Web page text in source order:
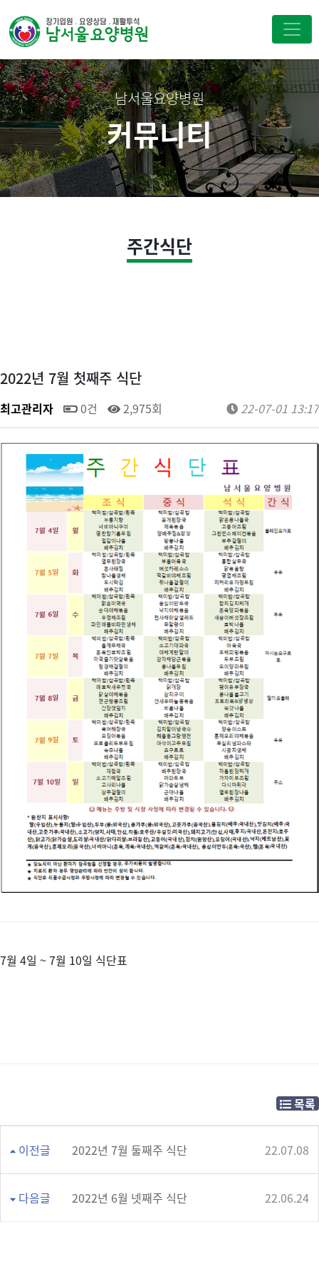
남서울요양병원
커뮤니티
주간식단
2022년 7월 첫째주 식단
최고관리자 0건 2,975회 22-07-01 13:17
7월 4일 ~ 7월 10일 식단표
목록
이전글 2022년 7월 둘째주 식단 22.07.08
다음글 2022년 6월 넷째주 식단 22.06.24